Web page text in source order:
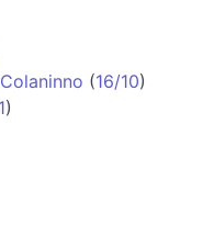
(16/10)
)